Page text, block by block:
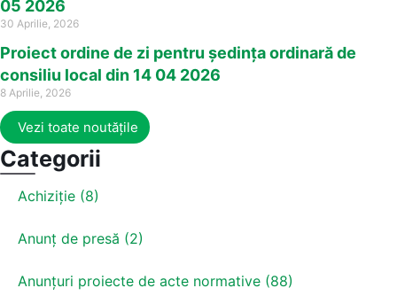
05 2026
30 Aprilie, 2026
Proiect ordine de zi pentru ședința ordinară de
consiliu local din 14 04 2026
8 Aprilie, 2026
Vezi toate noutățile
Categorii
Achiziție (8)
Anunț de presă (2)
Anunțuri proiecte de acte normative (88)